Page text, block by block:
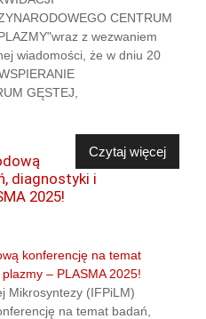
CENTRUM
z wezwaniem
wiadomości, że w dniu 20
GĘSTEJ,
Czytaj więcej
diagnostyki i
2025!
Mikrosyntezy (IFPiLM)
na temat badań,